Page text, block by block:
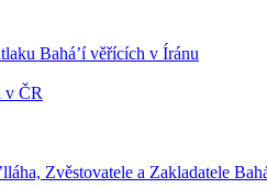
Bahá’í věřících v Íránu
v ČR
Zvěstovatele a Zakladatele